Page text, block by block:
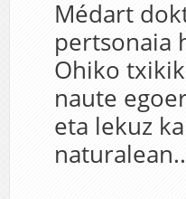
Médart
pertsonaia
Ohiko
naute
eta lekuz